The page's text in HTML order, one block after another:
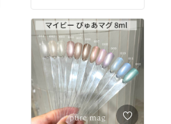
イルジェル クリアジェル
キット セット ベース ト
ップ 簡単 初心者 ハケマ
ロ